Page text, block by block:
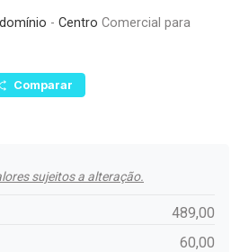
- Centro Comercial para
Comparar
sujeitos a alteração.
489,00
60,00